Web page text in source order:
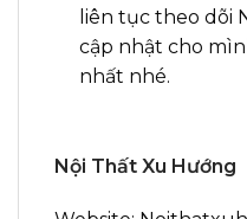
liên tục theo dõi
cập nhật cho
nhất nhé.
Nội Thất Xu Hướng